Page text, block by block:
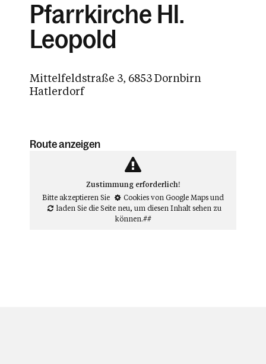
Pfarrkirche Hl.
Leopold
Mittelfeldstraße 3, 6853 Dornbirn
Hatlerdorf
Route anzeigen
Zustimmung erforderlich!
Bitte akzeptieren Sie
Cookies von Google Mapsund
laden Sie die Seite neu, um diesen Inhalt sehen zu
können.##